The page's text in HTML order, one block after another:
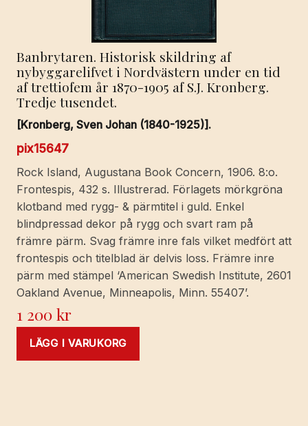
Banbrytaren. Historisk skildring af
nybyggarelifvet i Nordvästern under en tid
af trettiofem år 1870-1905 af S.J. Kronberg.
Tredje tusendet.
[Kronberg, Sven Johan (1840-1925)].
pix15647
Rock Island, Augustana Book Concern, 1906. 8:o.
Frontespis, 432 s. Illustrerad. Förlagets mörkgröna
klotband med rygg- & pärmtitel i guld. Enkel
blindpressad dekor på rygg och svart ram på
främre pärm. Svag främre inre fals vilket medfört att
frontespis och titelblad är delvis loss. Främre inre
pärm med stämpel ‘American Swedish Institute, 2601
Oakland Avenue, Minneapolis, Minn. 55407’.
1 200kr
LÄGG I VARUKORG